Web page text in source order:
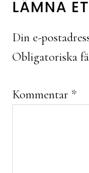
READER
LÄMNA
Din e-
Obligatoriska
Kommentar *